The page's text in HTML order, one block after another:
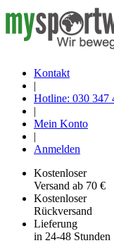
Kontakt
|
Hotline: 030 347
|
Mein Konto
|
Anmelden
Kostenloser
Versand ab 70 €
Kostenloser
Rückversand
Lieferung
in 24-48 Stunden